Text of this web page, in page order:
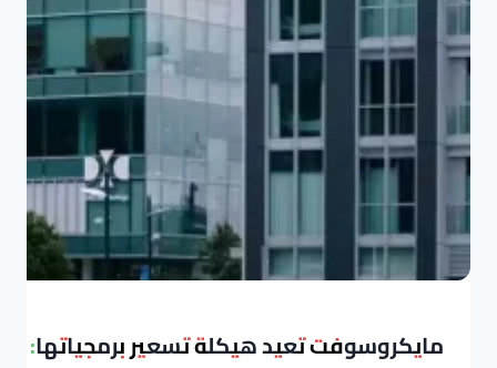
مايكروسوفت تعيد هيكلة تسعير برمجياتها: